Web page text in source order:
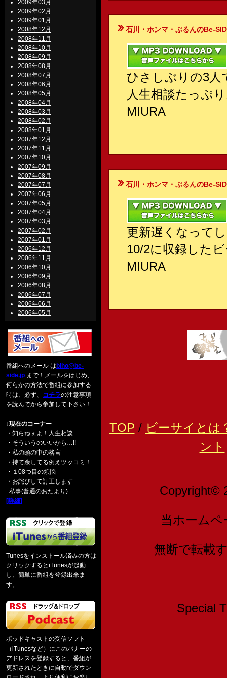
2009年03月
2009年02月
2009年01月
2008年12月
2008年11月
2008年10月
2008年09月
2008年08月
2008年07月
2008年06月
2008年05月
2008年04月
2008年03月
2008年02月
2008年01月
2007年12月
2007年11月
2007年10月
2007年09月
2007年08月
2007年07月
2007年06月
2007年05月
2007年04月
2007年03月
2007年02月
2007年01月
2006年12月
2006年11月
2006年10月
2006年09月
2006年08月
2006年07月
2006年06月
2006年05月
番組へのメール は biho@be-
side.jp まで！メールをはじめ、
何らかの方法で番組に参加する
時は、必ず、 コチラの注意事項
を読んでから参加して下さい！
↓現在のコーナー
・知らねぇよ！人生相談
・そういうのいいから…!!
・私の頭の中の格言
・持て余してる例えツッコミ！
・１08つ目の煩悩
・お詫びして訂正します…
･私事(普通のおたより)
[詳細]
Tunesをインストール済みの方は
クリックするとiTunesが起動
し、簡単に番組を登録出来ま
す。
ポッドキャストの受信ソフト
（iTunesなど）にこのバナーの
アドレスを登録すると、番組が
更新されたときに自動でダウン
石川・ホンマ・ぶるんのBe-
ひさしぶりの3人
人生相談たっぷ
MIURA
石川・ホンマ・ぶるんのBe-
更新遅くなって
10/2に収録した
MIURA
TOP / ビーサイとは
ント
Copyright©
当ホーム
無断で転載
Special